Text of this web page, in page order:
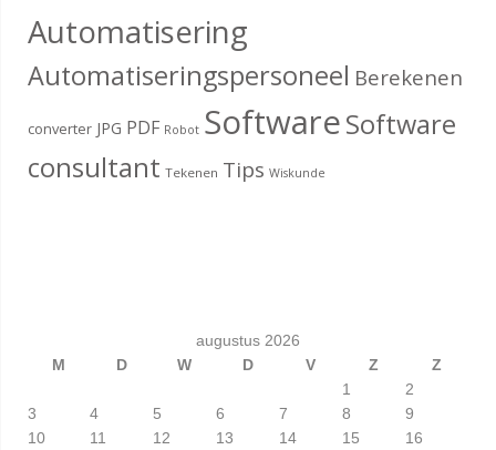
Automatisering
Automatiseringspersoneel Berekenen
converter JPG PDF Robot SoftwareSoftware
consultant Tekenen Tips Wiskunde
augustus 2026
M
D W D V Z
Z
1
2
3
4 5 6 7 8
9
10
11 12 13 14 15 16